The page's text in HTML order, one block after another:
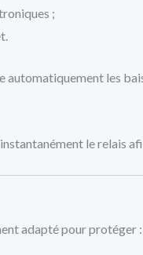
;
automatiquement les
le relais
adapté pour protéger :